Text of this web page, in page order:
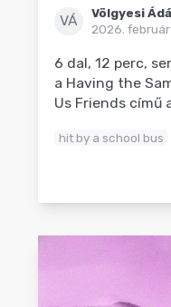
VÁ
Völgyesi
2026. február
6 dal, 12 perc,
a Having the
Us Friends című
hit by a school bus